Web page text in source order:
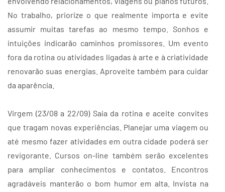
No trabalho, priorize o que realmente importa e evite
assumir muitas tarefas ao mesmo tempo. Sonhos e
intuições indicarão caminhos promissores. Um evento
fora da rotina ou atividades ligadas à arte e à criatividade
renovarão suas energias. Aproveite também para cuidar
da aparência.
Virgem (23/08 a 22/09) Saia da rotina e aceite convites
que tragam novas experiências. Planejar uma viagem ou
até mesmo fazer atividades em outra cidade poderá ser
revigorante. Cursos on-line também serão excelentes
para ampliar conhecimentos e contatos. Encontros
agradáveis manterão o bom humor em alta. Invista na